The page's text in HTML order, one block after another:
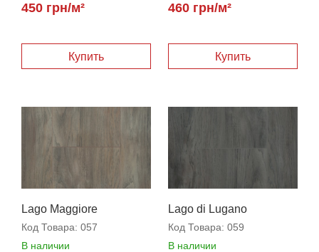
450 грн/м²
Купить
460 грн/м²
Купить
Lago Maggiore
Код Товара: 057
В наличии
Lago di Lugano
Код Товара: 059
В наличии